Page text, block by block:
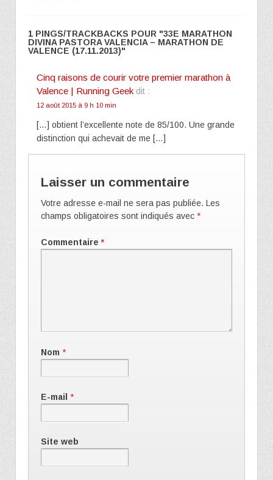
1 PINGS/TRACKBACKS POUR "33E MARATHON
DIVINA PASTORA VALENCIA – MARATHON DE
VALENCE (17.11.2013)"
Cinq raisons de courir votre premier marathon à
Valence | Running Geek dit :
12 août 2015 à 9 h 10 min
[…] obtient l’excellente note de 85/100. Une grande
distinction qui achevait de me […]
Laisser un commentaire
Votre adresse e-mail ne sera pas publiée. Les
champs obligatoires sont indiqués avec *
Commentaire *
Nom *
E-mail *
Site web